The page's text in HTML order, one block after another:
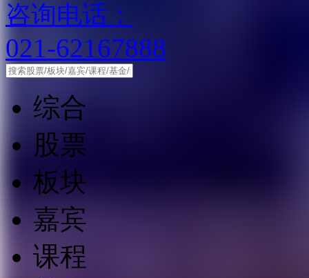
咨询电话：
021-62167888
综合
股票
板块
嘉宾
课程